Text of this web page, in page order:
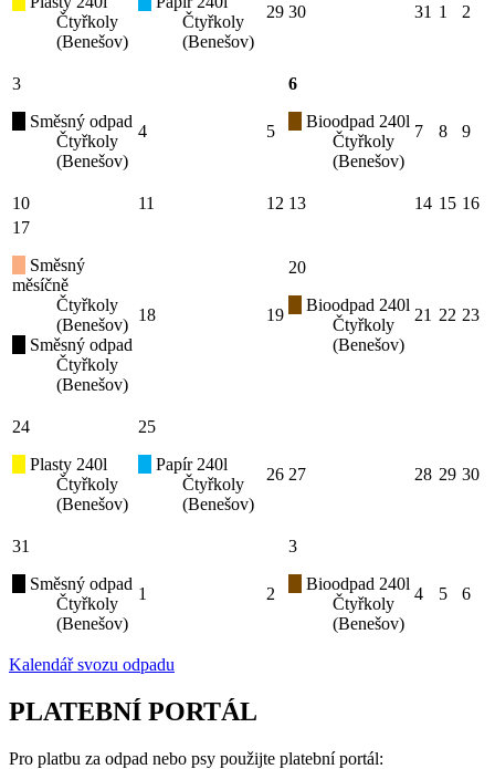
Čtyřkoly
(Benešov)
Čtyřkoly
(Benešov)
29 30 31 1 2
3
Směsný odpad
Čtyřkoly
(Benešov)
4 5
6
Bioodpad 240l
Čtyřkoly
(Benešov)
7 8 9
10 11 12 13 14 15 16
17
Směsný
měsíčně
Čtyřkoly
(Benešov)
Směsný odpad
Čtyřkoly
(Benešov)
18 19
20
Bioodpad 240l
Čtyřkoly
(Benešov)
21 22 23
24
Plasty 240l
Čtyřkoly
(Benešov)
25
Papír 240l
Čtyřkoly
(Benešov)
26 27 28 29 30
31
Směsný odpad
Čtyřkoly
(Benešov)
1 2
3
Bioodpad 240l
Čtyřkoly
(Benešov)
4 5 6
Kalendář svozu odpadu
PLATEBNÍ PORTÁL
Pro platbu za odpad nebo psy použijte platební portál: